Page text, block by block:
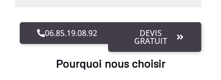
06.85.19.08.92 DEVIS
GRATUIT
Pourquoi nous choisir